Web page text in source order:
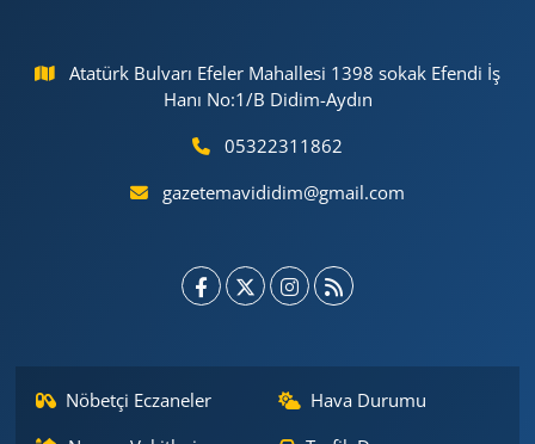
Atatürk Bulvarı Efeler Mahallesi 1398 sokak Efendi İş
Hanı No:1/B Didim-Aydın
05322311862
gazetemavididim@gmail.com
Nöbetçi Eczaneler
Hava Durumu